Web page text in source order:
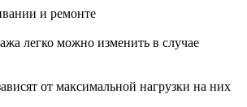
и ремонте
легко можно изменить в случае
от максимальной нагрузки на них